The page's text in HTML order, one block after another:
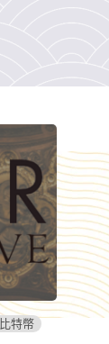
比特幣